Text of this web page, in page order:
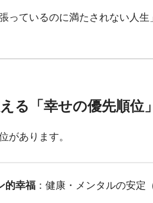
っているのに満たされない人生
る「幸せの優先順位
があります。
的幸福：健康・メンタルの安定